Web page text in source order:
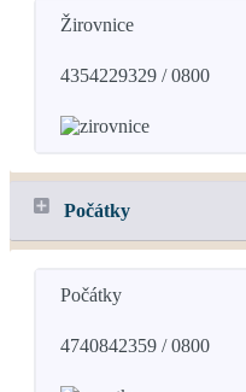
Žirovnice
4354229329 / 0800
Počátky
Počátky
4740842359 / 0800